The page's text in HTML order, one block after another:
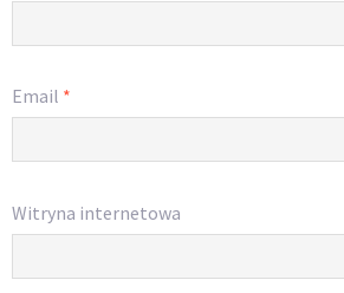
Email *
Witryna internetowa